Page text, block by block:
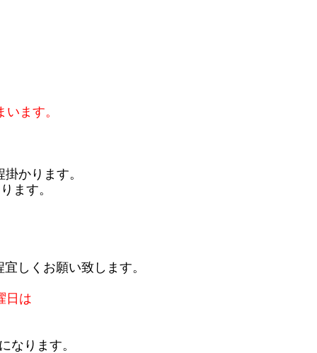
ます。
かります。
ます。
しくお願い致します。
日は
なります。